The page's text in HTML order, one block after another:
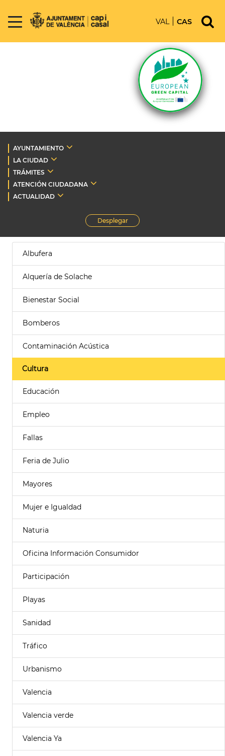
VAL CAS
AYUNTAMIENTO
LA CIUDAD
TRÁMITES
ATENCIÓN CIUDADANA
ACTUALIDAD
Desplegar
Albufera
Alquería de Solache
Bienestar Social
Bomberos
Contaminación Acústica
Cultura
Educación
Empleo
Fallas
Feria de Julio
Mayores
Mujer e Igualdad
Naturia
Oficina Información Consumidor
Participación
Playas
Sanidad
Tráfico
Urbanismo
Valencia
Valencia verde
Valencia Ya